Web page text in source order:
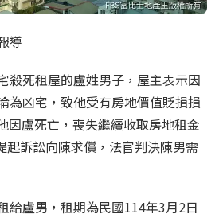
導
殺死租屋的盧姓男子，屋主表示因
為凶宅，致他受有房地價值貶損損
因盧死亡，喪失繼續收取房地租金
起訴訟向陳求償，法官判決陳男需
給盧男，租期為民國114年3月2日